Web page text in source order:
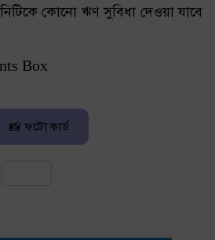
কোনো ঋণ সুবিধা দেওয়া যাবে
Box
📸 ফটো কার্ড